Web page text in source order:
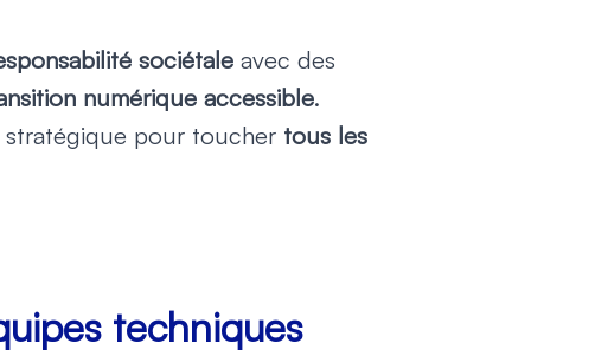
sociétale avec des
numérique accessible.
stratégique pour toucher tous les
techniques